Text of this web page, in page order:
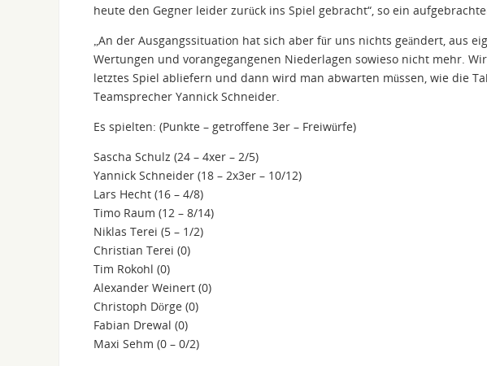
heute den Gegner leider zurück ins Spiel gebracht“, so ein
„An der Ausgangssituation hat sich aber für uns nichts geändert, aus
Wertungen und vorangegangenen Niederlagen sowieso nicht mehr.
letztes Spiel abliefern und dann wird man abwarten müssen, wie die
Teamsprecher Yannick Schneider.
Es spielten: (Punkte – getroffene 3er – Freiwürfe)
Sascha Schulz (24 – 4xer – 2/5)
Yannick Schneider (18 – 2x3er – 10/12)
Lars Hecht (16 – 4/8)
Timo Raum (12 – 8/14)
Niklas Terei (5 – 1/2)
Christian Terei (0)
Tim Rokohl (0)
Alexander Weinert (0)
Christoph Dörge (0)
Fabian Drewal (0)
Maxi Sehm (0 – 0/2)